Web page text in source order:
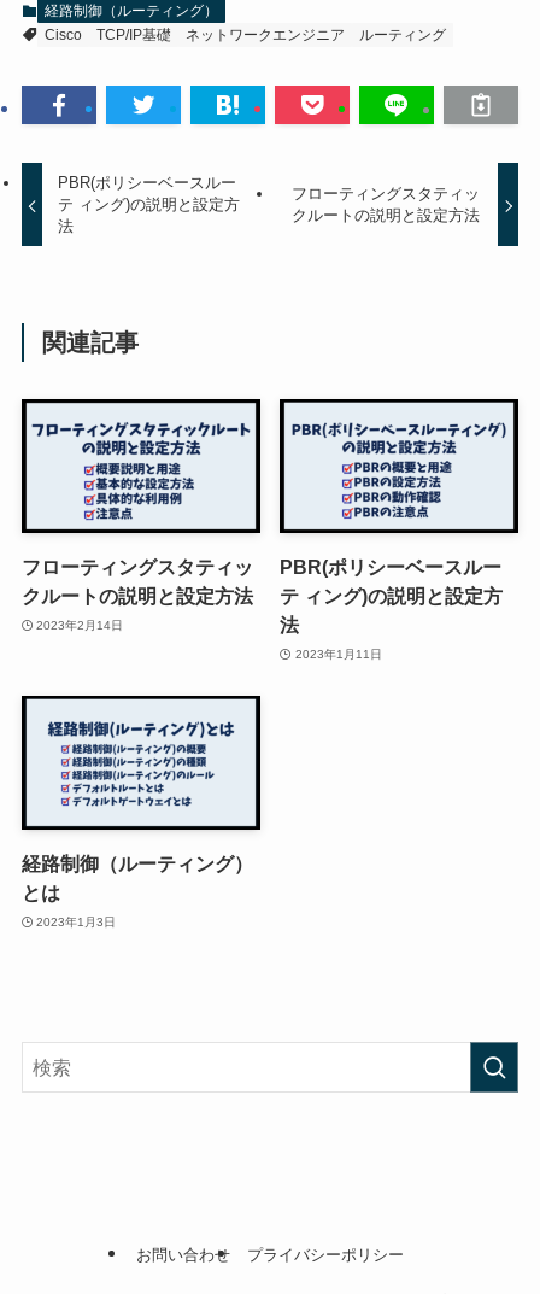
経路制御（ルーティング）
Cisco
TCP/IP基礎 ネットワークエンジニア ルーティング
PBR(ポリシーベースルー
テ ィング)の説明と設定方
法
フローティングスタティッ
クルートの説明と設定方法
関連記事
フローティングスタティッ
クルートの説明と設定方法
2023年2月14日
PBR(ポリシーベースルー
テ ィング)の説明と設定方
法
2023年1月11日
経路制御（ルーティング）
とは
2023年1月3日
お問い合わせ プライバシーポリシー